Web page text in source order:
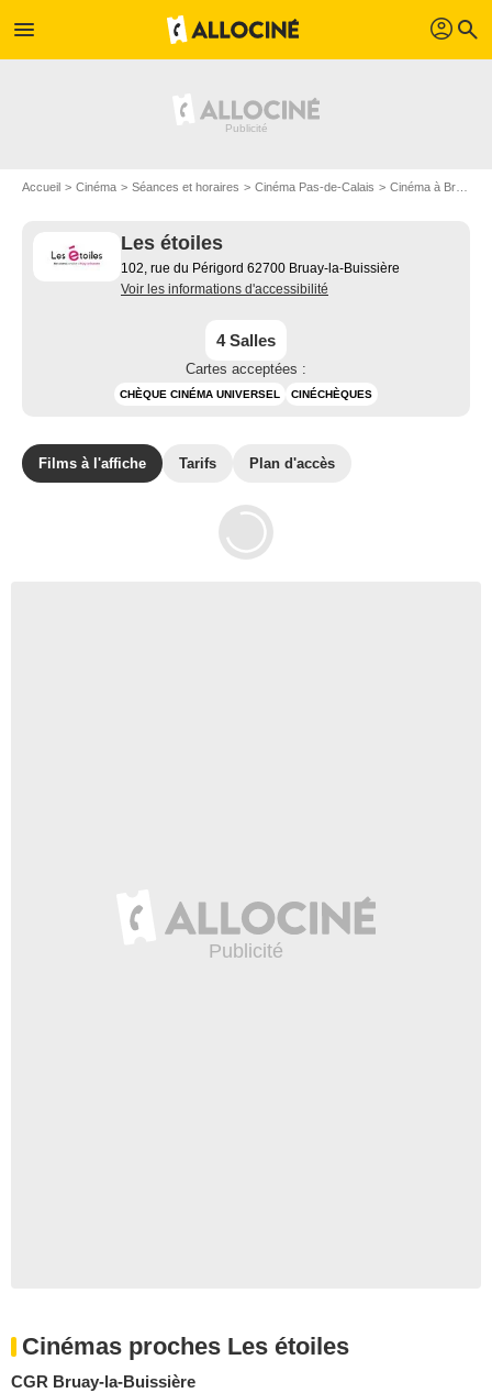
menu profil search
Accueil Cinéma Séances et horaires Cinéma Pas-de-Calais Cinéma à Bruay-la-Buissière
Les étoiles
102, rue du Périgord 62700 Bruay-la-Buissière
Voir les informations d'accessibilité
4 Salles
Cartes acceptées :
CHÈQUE CINÉMA UNIVERSEL CINÉCHÈQUES
Films à l'affiche Tarifs Plan d'accès
Cinémas proches Les étoiles
CGR Bruay-la-Buissière